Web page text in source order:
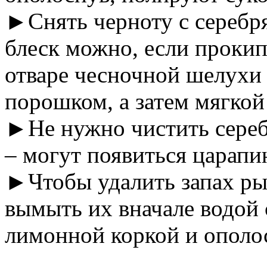
►Снять черноту с
блеск можно, если
отваре чесночной
порошком, а затем
►Не нужно чистить
– могут появиться
►Чтобы удалить запах
вымыть их вначале водой
лимонной коркой и